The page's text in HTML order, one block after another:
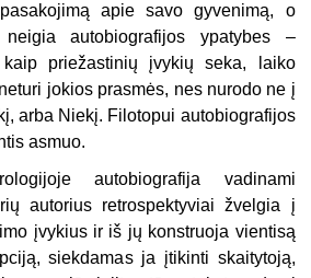
apie savo gyvenimą, o
neigia autobiografijos ypatybes –
priežastinių įvykių seka, laiko
jokios prasmės, nes nurodo ne į
arba Niekį. Filotopui autobiografijos
asmuo.
autobiografija vadinami
autorius retrospektyviai žvelgia į
įvykius ir iš jų konstruoja vientisą
siekdamas ja įtikinti skaitytoją,